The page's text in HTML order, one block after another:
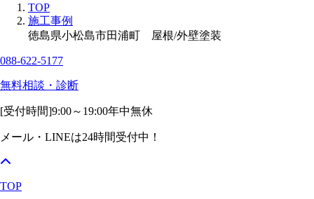
TOP
施工事例
徳島県小松島市田浦町 屋根/外壁塗装
088-622-5177
無料相談・診断
[受付時間]9:00～19:00年中無休
メール・LINEは24時間受付中！
TOP